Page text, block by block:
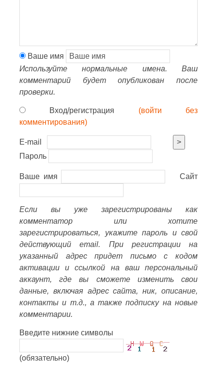
Ваше имя
Используйте нормальные имена. Ваш
комментарий будет опубликован после
проверки.
Вход/регистрация (войти без
комментирования)
E-mail
>
Пароль
Ваше имя Сайт
Если вы уже зарегистрированы как
комментатор или хотите
зарегистрироваться, укажите пароль и свой
действующий email. При регистрации на
указанный адрес придет письмо с кодом
активации и ссылкой на ваш персональный
аккаунт, где вы сможете изменить свои
данные, включая адрес сайта, ник, описание,
контакты и т.д., а также подписку на новые
комментарии.
Введите нижние символы
(обязательно)